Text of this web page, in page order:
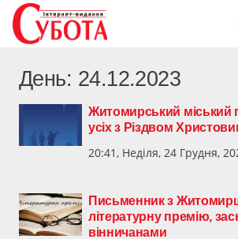
День: 24.12.2023
Житомирський міський
усіх з Різдвом
20:41, Неділя, 24 Грудня,
Письменник з
літературну премію,
вінничанами